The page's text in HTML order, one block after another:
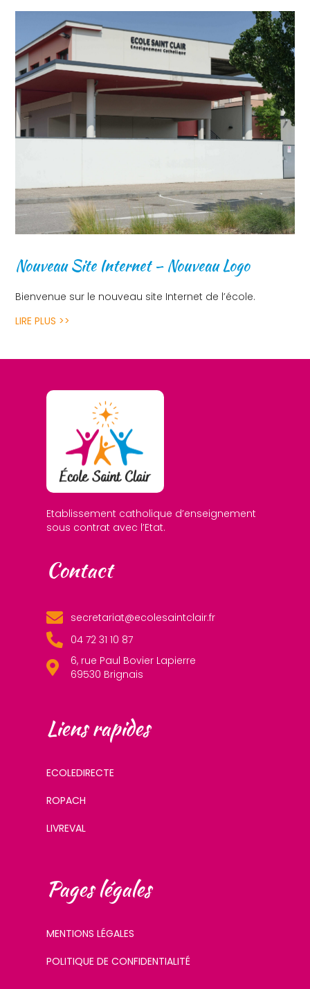
Nouveau Site Internet – Nouveau Logo
Bienvenue sur le nouveau site Internet de l’école.
LIRE PLUS >>
Etablissement catholique d’enseignement
sous contrat avec l’Etat.
Contact
secretariat@ecolesaintclair.fr
04 72 31 10 87
6, rue Paul Bovier Lapierre
69530 Brignais
Liens rapides
ECOLEDIRECTE
ROPACH
LIVREVAL
Pages légales
MENTIONS LÉGALES
POLITIQUE DE CONFIDENTIALITÉ